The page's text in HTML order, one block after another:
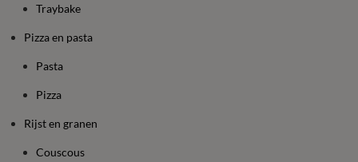
Traybake
Pizza en pasta
Pasta
Pizza
Rijst en granen
Couscous